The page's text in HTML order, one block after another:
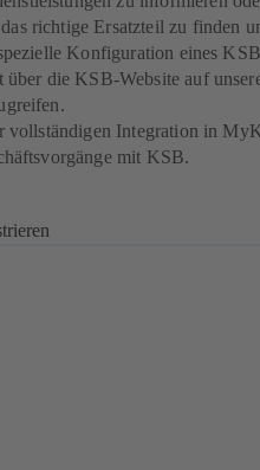
richtige Ersatzteil zu finden
Konfiguration eines
über die KSB-Website auf
vollständigen Integration in
mit KSB.